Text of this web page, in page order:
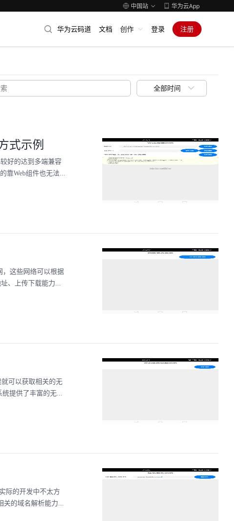
中国站 华为云App
华为云码道 文档 创作 登录 注册
全部时间
式示例
好的达到多端兼容
靠Web组件也无法...
，这些网络可以根据
、上传下载能力...
可以获取相关的无
提供了丰富的无...
际的开发中不太方
关的域名解析能力...